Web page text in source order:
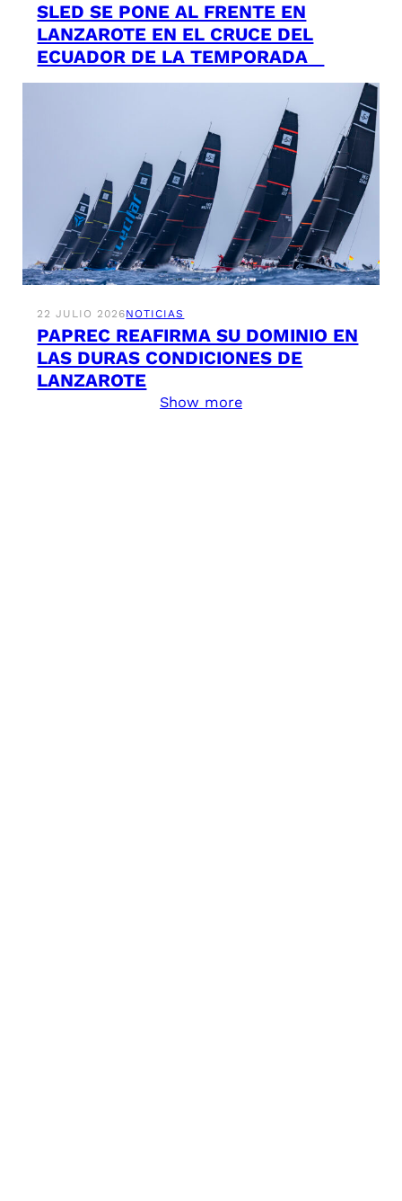
SLED SE PONE AL FRENTE EN
LANZAROTE EN EL CRUCE DEL
ECUADOR DE LA TEMPORADA
22 JULIO 2026NOTICIAS
PAPREC REAFIRMA SU DOMINIO EN
LAS DURAS CONDICIONES DE
LANZAROTE
Show more